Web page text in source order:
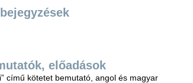
előadások
című kötetet bemutató, angol és magyar